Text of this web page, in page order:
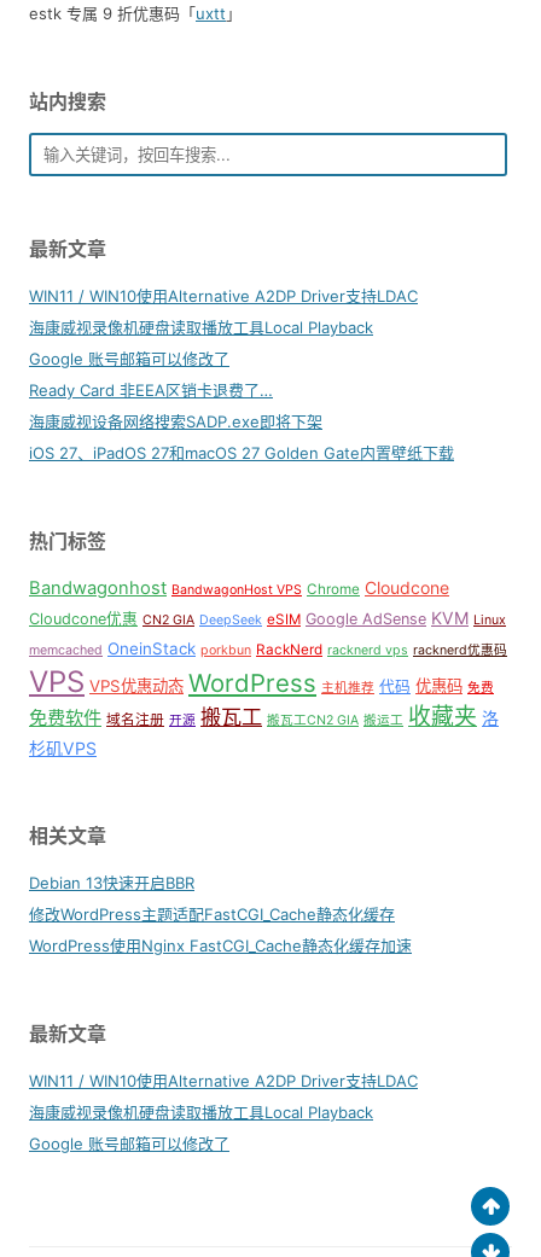
estk 专属 9 折优惠码「uxtt 」
站内搜索
最新文章
WIN11 / WIN10使用Alternative A2DP Driver支持LDAC
海康威视录像机硬盘读取播放工具Local Playback
Google 账号邮箱可以修改了
Ready Card 非EEA区销卡退费了…
海康威视设备网络搜索SADP.exe即将下架
iOS 27、iPadOS 27和macOS 27 Golden Gate内置壁纸下载
热门标签
Bandwagonhost BandwagonHost VPS Chrome Cloudcone
Cloudcone优惠 CN2 GIA DeepSeek eSIM Google AdSense KVM Linux
memcached OneinStack porkbun RackNerd racknerd vps racknerd优惠码
VPS VPS优惠动态 WordPress 主机推荐 代码 优惠码 免费
免费软件 域名注册 开源 搬瓦工 搬瓦工CN2 GIA 搬运工 收藏夹 洛
杉矶VPS
相关文章
Debian 13快速开启BBR
修改WordPress主题适配FastCGI_Cache静态化缓存
WordPress使用Nginx FastCGI_Cache静态化缓存加速
最新文章
WIN11 / WIN10使用Alternative A2DP Driver支持LDAC
海康威视录像机硬盘读取播放工具Local Playback
Google 账号邮箱可以修改了